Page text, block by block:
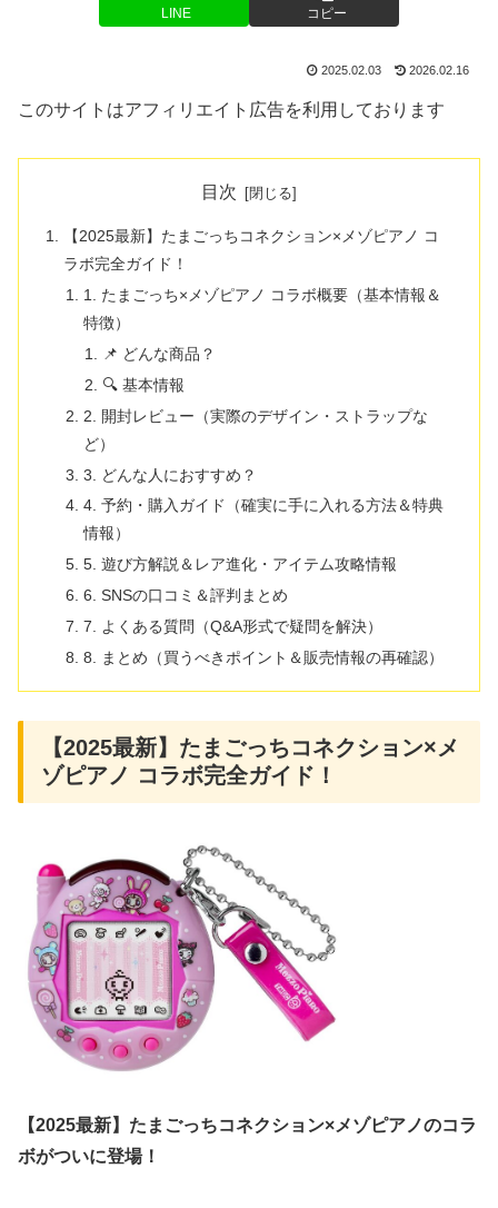
LINE コピー
2025.02.03 2026.02.16
このサイトはアフィリエイト広告を利用しております
目次
【2025最新】たまごっちコネクション×メゾピアノ コ
ラボ完全ガイド！
1. たまごっち×メゾピアノ コラボ概要（基本情報＆
特徴）
📌 どんな商品？
🔍 基本情報
2. 開封レビュー（実際のデザイン・ストラップな
ど）
3. どんな人におすすめ？
4. 予約・購入ガイド（確実に手に入れる方法＆特典
情報）
5. 遊び方解説＆レア進化・アイテム攻略情報
6. SNSの口コミ＆評判まとめ
7. よくある質問（Q&A形式で疑問を解決）
8. まとめ（買うべきポイント＆販売情報の再確認）
【2025最新】たまごっちコネクション×メ
ゾピアノ コラボ完全ガイド！
【2025最新】たまごっちコネクション×メゾピアノのコラ
ボがついに登場！